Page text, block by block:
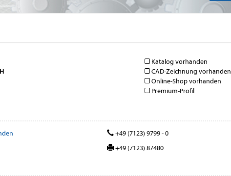
Katalog vorhanden
CAD-Zeichnung vorhanden
Online-Shop vorhanden
Premium-Profil
+49 (7123) 9799 - 0
+49 (7123) 87480